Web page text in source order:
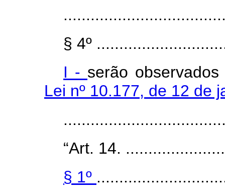
§ 4º
I - serão
Lei nº 10.177, de 12 de
“Art. 14.
§ 1º